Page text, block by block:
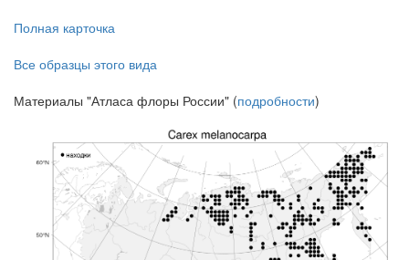
Полная карточка
Все образцы этого вида
Материалы "Атласа флоры России" (подробности)